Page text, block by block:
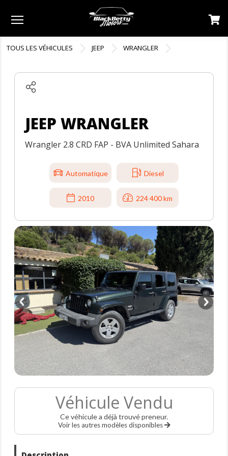
TOUS LES VÉHICULES JEEP WRANGLER
JEEP WRANGLER
Wrangler 2.8 CRD FAP - BVA Unlimited Sahara
Automatique Diesel
2010 224 400 km
Véhicule Vendu
Ce véhicule a déjà trouvé preneur.
Voir les autres modèles disponibles